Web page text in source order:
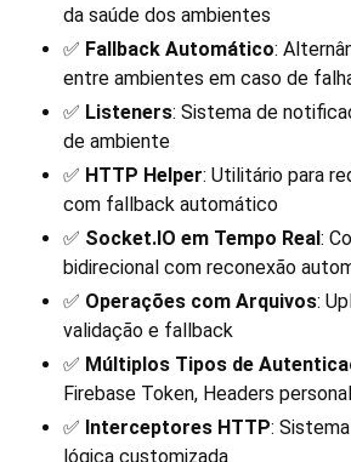
da saúde dos ambientes
✅ Fallback Automático:
entre ambientes em caso de
✅ Listeners: Sistema de
de ambiente
✅ HTTP Helper: Utilitário para
com fallback automático
✅ Socket.IO em Tempo Real :
bidirecional com reconexão
✅ Operações com Arquivos:
validação e fallback
✅ Múltiplos Tipos de
Firebase Token, Headers
✅ Interceptores HTTP:
lógica customizada